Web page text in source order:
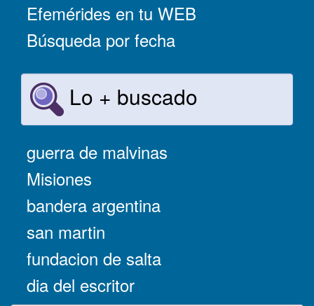
Efemérides en tu WEB
Búsqueda por fecha
Lo + buscado
guerra de malvinas
Misiones
bandera argentina
san martin
fundacion de salta
dia del escritor